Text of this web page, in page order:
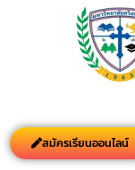
สมัครเรียนออนไลน์